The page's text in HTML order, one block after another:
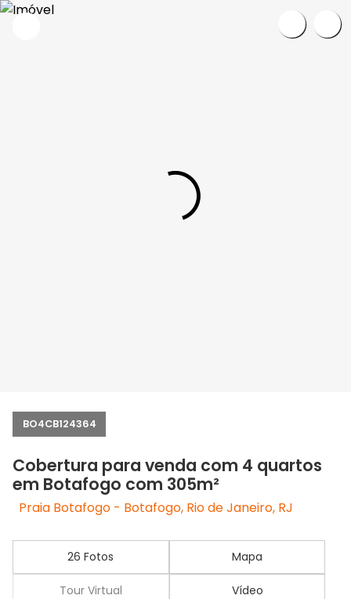
BO4CB124364
Cobertura para venda com 4 quartos
em Botafogo com 305m²
Praia Botafogo - Botafogo, Rio de Janeiro, RJ
26 Fotos Mapa
Tour Virtual Vídeo